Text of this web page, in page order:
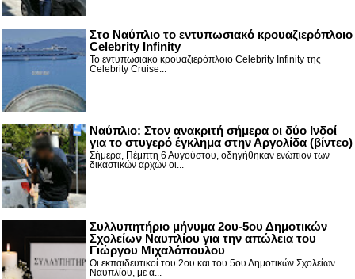
Στο Ναύπλιο το εντυπωσιακό κρουαζιερόπλοιο
Celebrity Infinity
Το εντυπωσιακό κρουαζιερόπλοιο Celebrity Infinity της
Celebrity Cruise...
Nαύπλιο: Στον ανακριτή σήμερα οι δύο Ινδοί
για το στυγερό έγκλημα στην Αργολίδα (βίντεο)
Σήμερα, Πέμπτη 6 Αυγούστου, οδηγήθηκαν ενώπιον των
δικαστικών αρχών οι...
Συλλυπητήριο μήνυμα 2ου-5ου Δημοτικών
Σχολείων Ναυπλίου για την απώλεια του
Γιώργου Μιχαλόπουλου
Οι εκπαιδευτικοί του 2ου και του 5ου Δημοτικών Σχολείων
Ναυπλίου, με α...